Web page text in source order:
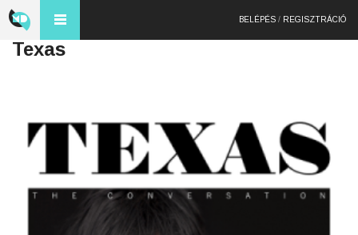
BELÉPÉS / REGISZTRÁCIÓ
Texas